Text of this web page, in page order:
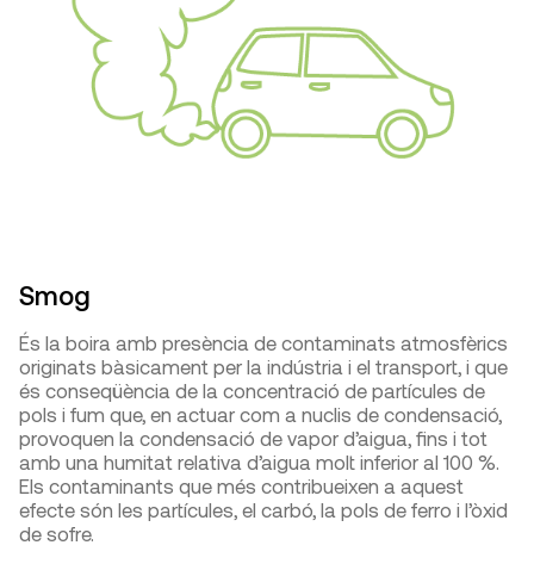
Smog
És la boira amb presència de contaminats atmosfèrics
originats bàsicament per la indústria i el transport, i que
és conseqüència de la concentració de partícules de
pols i fum que, en actuar com a nuclis de condensació,
provoquen la condensació de vapor d’aigua, fins i tot
amb una humitat relativa d’aigua molt inferior al 100 %.
Els contaminants que més contribueixen a aquest
efecte són les partícules, el carbó, la pols de ferro i l’òxid
de sofre.